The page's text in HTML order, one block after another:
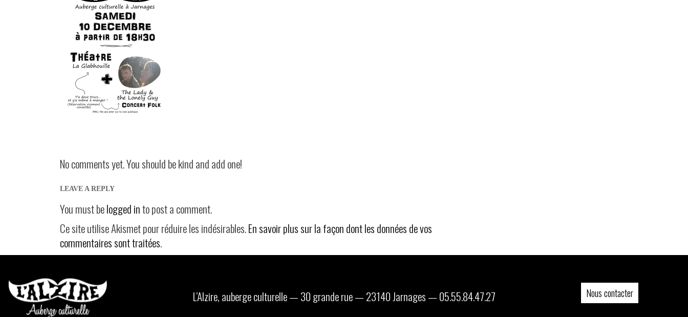
No comments yet. You should be kind and add one!
LEAVE A REPLY
You must belogged into post a comment.
Ce site utilise Akismet pour réduire les indésirables.En savoir plus sur la façon dont les données de vos
commentaires sont traitées.
L’Alzire, auberge culturelle — 30 grande rue — 23140 Jarnages — 05.55.84.47.27 Nous contacter